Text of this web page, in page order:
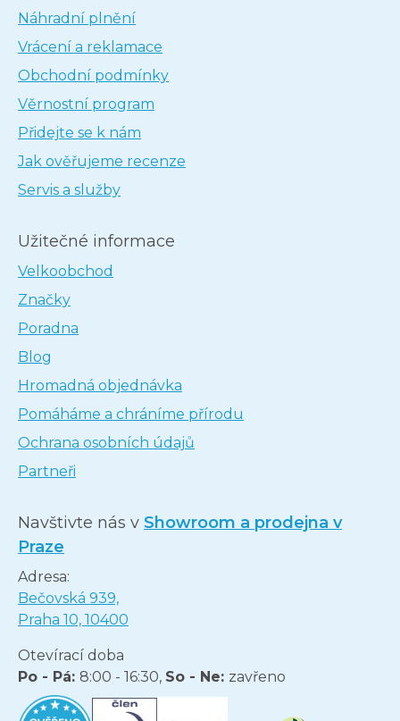
Náhradní plnění
Vrácení a reklamace
Obchodní podmínky
Věrnostní program
Přidejte se k nám
Jak ověřujeme recenze
Servis a služby
Užitečné informace
Velkoobchod
Značky
Poradna
Blog
Hromadná objednávka
Pomáháme a chráníme přírodu
Ochrana osobních údajů
Partneři
Navštivte nás v Showroom a prodejna v
Praze
Adresa:
Bečovská 939,
Praha 10, 10400
Otevírací doba
Po - Pá: 8:00 - 16:30, So - Ne: zavřeno